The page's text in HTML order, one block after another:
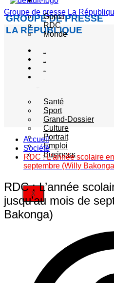
Groupe de presse La
GROUPE DE PRESSE
LA RÉPUBLIQUE
Goma
RDC
Monde
Santé
Sport
Grand-Dossier
Culture
Portrait
Emploi
Business
X
Accueil
Société
RDC : L’année scolaire
septembre (Willy
RDC : L’année
jusqu’au mois de
Bakonga)